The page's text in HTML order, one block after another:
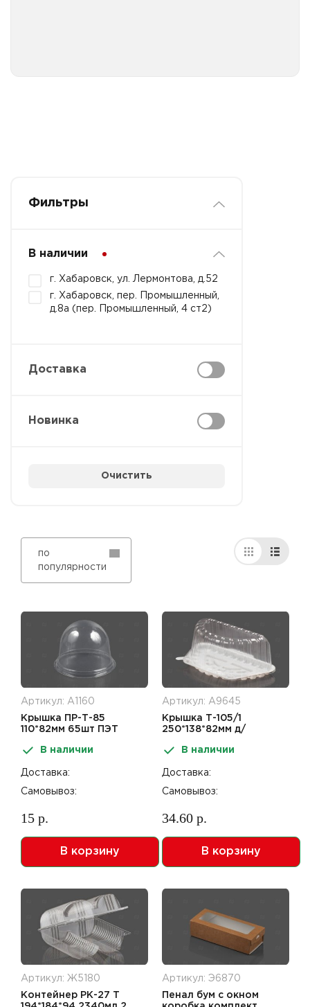
Фильтры
В наличии
г. Хабаровск, ул. Лермонтова, д.52
г. Хабаровск, пер. Промышленный,
д.8а (пер. Промышленный, 4 ст2)
Доставка
Новинка
Очистить
по
популярности
Артикул: А1160
Крышка ПР-Т-85
110*82мм 65шт ПЭТ
В наличии
Доставка:
Самовывоз:
15 р.
В корзину
Артикул: А9645
Крышка Т-105/1
250*138*82мм д/
В наличии
Доставка:
Самовывоз:
34.60 р.
В корзину
Артикул: Ж5180
Контейнер РК-27 Т
Артикул: Э6870
Пенал бум с окном